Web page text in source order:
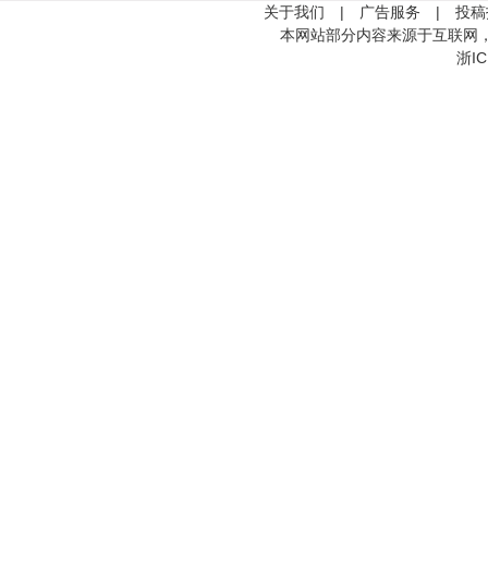
关于我们 | 广告服务 |
投
本网站部分内容来源于互联网
浙